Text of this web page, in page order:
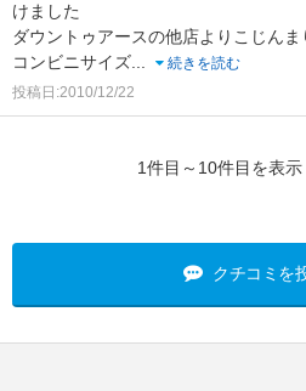
けました
ダウントゥアースの他店よりこじんま
コンビニサイズ
続きを読む
投稿日:2010/12/22
1件目～10件目を表示
クチコミを